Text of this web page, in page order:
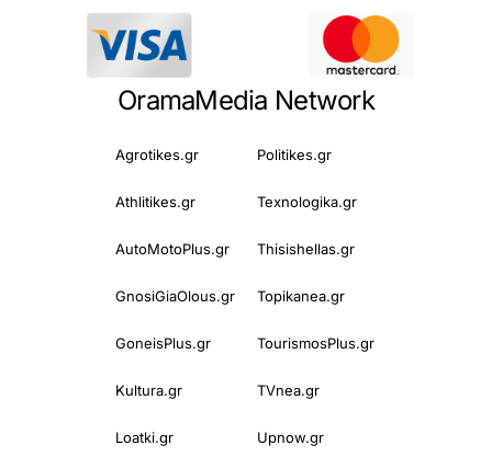
OramaMedia Network
Agrotikes.gr Politikes.gr
Athlitikes.gr Texnologika.gr
AutoMotoPlus.gr Thisishellas.gr
GnosiGiaOlous.gr Topikanea.gr
GoneisPlus.gr TourismosPlus.gr
Kultura.gr TVnea.gr
Loatki.gr Upnow.gr